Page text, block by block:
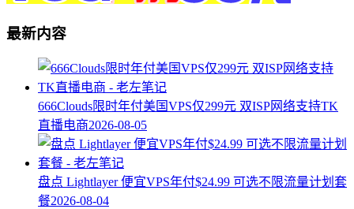
最新内容
666Clouds限时年付美国VPS仅299元 双ISP网络支持TK
直播电商2026-08-05
盘点 Lightlayer 便宜VPS年付$24.99 可选不限流量计划套
餐2026-08-04